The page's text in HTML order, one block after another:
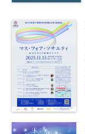
English
Q&A
メルマガ